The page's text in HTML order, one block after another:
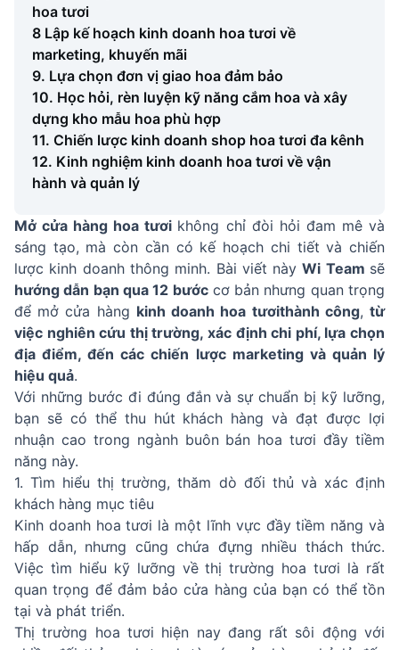
hoa tươi
8 Lập kế hoạch kinh doanh hoa tươi về
marketing, khuyến mãi
9. Lựa chọn đơn vị giao hoa đảm bảo
10. Học hỏi, rèn luyện kỹ năng cắm hoa và xây
dựng kho mẫu hoa phù hợp
11. Chiến lược kinh doanh shop hoa tươi đa kênh
12. Kinh nghiệm kinh doanh hoa tươi về vận
hành và quản lý
Mở cửa hàng hoa tươi không chỉ đòi hỏi đam mê và
sáng tạo, mà còn cần có kế hoạch chi tiết và chiến
lược kinh doanh thông minh. Bài viết nàyWi Team sẽ
hướng dẫn bạn qua 12 bướccơ bản nhưng quan trọng
để mở cửa hàng kinh doanh hoa tươithành công,từ
việc nghiên cứu thị trường, xác định chi phí, lựa chọn
địa điểm, đến các chiến lược marketing và quản lý
hiệu quả.
Với những bước đi đúng đắn và sự chuẩn bị kỹ lưỡng,
bạn sẽ có thể thu hút khách hàng và đạt được lợi
nhuận cao trong ngành buôn bán hoa tươi đầy tiềm
năng này.
1. Tìm hiểu thị trường, thăm dò đối thủ và xác định
khách hàng mục tiêu
Kinh doanh hoa tươi là một lĩnh vực đầy tiềm năng và
hấp dẫn, nhưng cũng chứa đựng nhiều thách thức.
Việc tìm hiểu kỹ lưỡng về thị trường hoa tươi là rất
quan trọng để đảm bảo cửa hàng của bạn có thể tồn
tại và phát triển.
Thị trường hoa tươi hiện nay đang rất sôi động với